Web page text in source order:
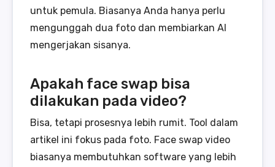
untuk pemula. Biasanya Anda hanya perlu
mengunggah dua foto dan membiarkan AI
mengerjakan sisanya.
Apakah face swap bisa
dilakukan pada video?
Bisa, tetapi prosesnya lebih rumit. Tool dalam
artikel ini fokus pada foto. Face swap video
biasanya membutuhkan software yang lebih